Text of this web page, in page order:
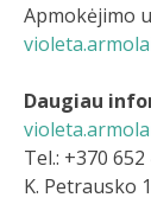
Apmokėjimo
Daugiau
Tel.: +370 652
K. Petrausko